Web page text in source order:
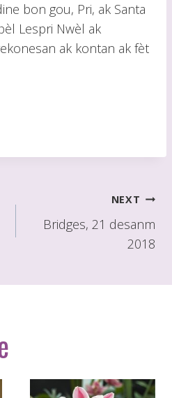
bon gou, Pri, ak Santa
Lespri Nwèl ak
ak kontan ak fèt
NEXT
Bridges, 21 desanm
2018